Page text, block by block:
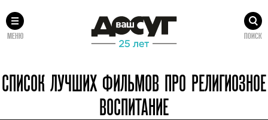
МЕНЮ ПОИСК
СПИСОК ЛУЧШИХ ФИЛЬМОВ ПРО РЕЛИГИОЗНОЕ
ВОСПИТАНИЕ